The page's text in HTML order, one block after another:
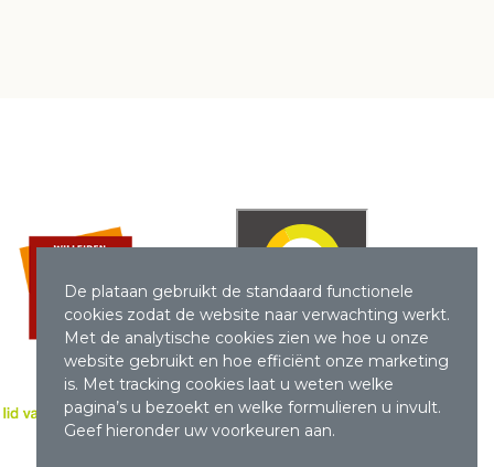
De plataan gebruikt de standaard functionele
cookies zodat de website naar verwachting werkt.
Met de analytische cookies zien we hoe u onze
website gebruikt en hoe efficiënt onze marketing
is. Met tracking cookies laat u weten welke
pagina’s u bezoekt en welke formulieren u invult.
Geef hieronder uw voorkeuren aan.